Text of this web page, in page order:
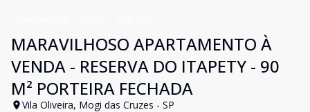
MARAVILHOSO APARTAMENTO À
VENDA - RESERVA DO ITAPETY - 90
M² PORTEIRA FECHADA
Vila Oliveira, Mogi das Cruzes - SP